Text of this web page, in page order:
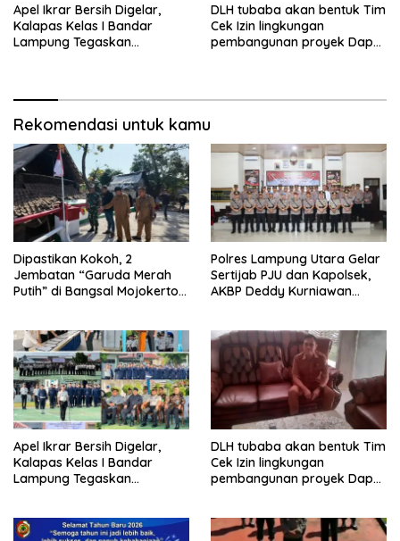
Apel Ikrar Bersih Digelar,
Kalapas Kelas I Bandar
Lampung Tegaskan
DLH tubaba akan bentuk Tim
Cek Izin lingkungan
pembangunan proyek Dapur
Rekomendasi untuk kamu
Dipastikan Kokoh, 2
Jembatan “Garuda Merah
Putih” di Bangsal Mojokerto
Polres Lampung Utara Gelar
Sertijab PJU dan Kapolsek,
AKBP Deddy Kurniawan
Apel Ikrar Bersih Digelar,
Kalapas Kelas I Bandar
Lampung Tegaskan
DLH tubaba akan bentuk Tim
Cek Izin lingkungan
pembangunan proyek Dapur